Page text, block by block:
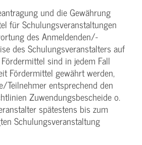
und die Gewährung
für Schulungs­veranstaltungen
des Anmeldenden/­
des Schulungs­veranstalters auf
sind in jedem Fall
Fördermittel gewährt werden,
­Teilnehmer entsprechend den
Zuwendungs­bescheide o.
spätestens bis zum
Schulungs­veranstaltung